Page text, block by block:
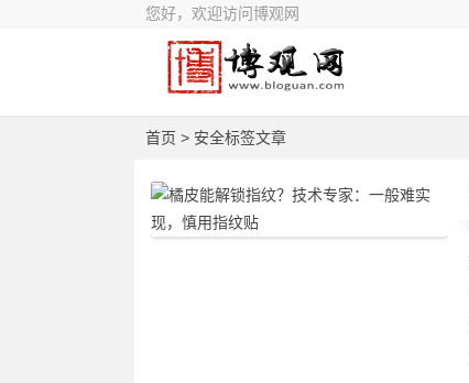
您好，欢迎访问博观网
首页 > 安全标签文章